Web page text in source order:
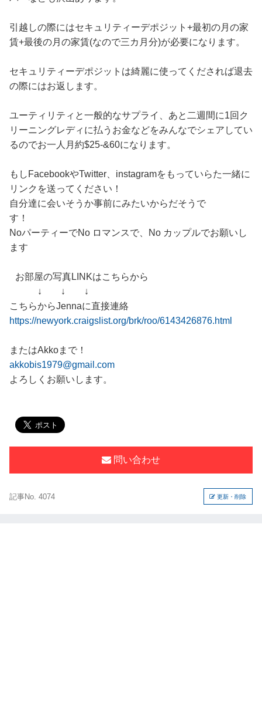
引越しの際にはセキュリティーデポジット+最初の月の家
賃+最後の月の家賃(なので三カ月分)が必要になります。
セキュリティーデポジットは綺麗に使ってくだされば退去
の際にはお返します。
ユーティリティと一般的なサプライ、あと二週間に1回ク
リーニングレディに払うお金などをみんなでシェアしてい
るのでお一人月約$25-&60になります。
もしFacebookやTwitter、instagramをもっていらた一緒に
リンクを送ってください！
自分達に会いそうか事前にみたいからだそうで
す！
NoパーティーでNo ロマンスで、No カップルでお願いし
ます
お部屋の写真LINKはこちらから
↓ ↓ ↓
こちらからJennaに直接連絡
https://newyork.craigslist.org/brk/roo/6143426876.html
またはAkkoまで！
akkobis1979@gmail.com
よろしくお願いします。
問い合わせ
記事No. 4074 更新・削除